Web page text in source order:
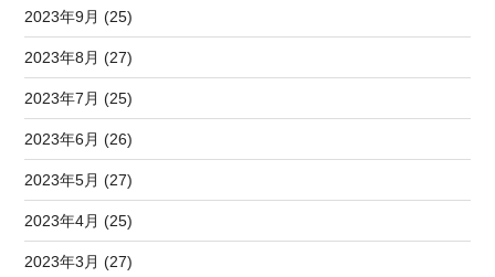
2023年9月 (25)
2023年8月 (27)
2023年7月 (25)
2023年6月 (26)
2023年5月 (27)
2023年4月 (25)
2023年3月 (27)